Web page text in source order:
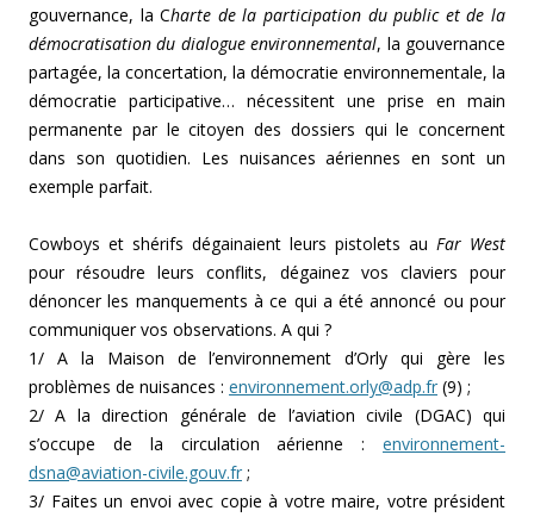
gouvernance, la Charte de la participation du public et de la
démocratisation du dialogue environnemental, la gouvernance
partagée, la concertation, la démocratie environnementale, la
démocratie participative… nécessitent une prise en main
permanente par le citoyen des dossiers qui le concernent
dans son quotidien. Les nuisances aériennes en sont un
exemple parfait.
Cowboys et shérifs dégainaient leurs pistolets au Far West
pour résoudre leurs conflits, dégainez vos claviers pour
dénoncer les manquements à ce qui a été annoncé ou pour
communiquer vos observations. A qui ?
1/ A la Maison de l’environnement d’Orly qui gère les
problèmes de nuisances : environnement.orly@adp.fr (9) ;
2/ A la direction générale de l’aviation civile (DGAC) qui
s’occupe de la circulation aérienne : environnement-
dsna@aviation-civile.gouv.fr ;
3/ Faites un envoi avec copie à votre maire, votre président